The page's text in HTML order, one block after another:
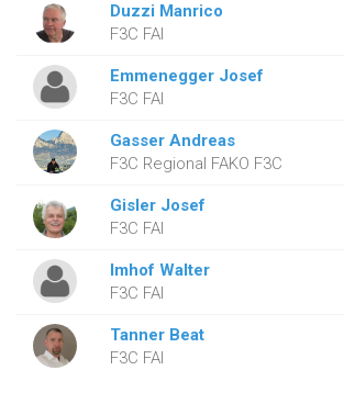
Duzzi Manrico
F3C FAI
Emmenegger Josef
F3C FAI
Gasser Andreas
F3C Regional FAKO F3C
Gisler Josef
F3C FAI
Imhof Walter
F3C FAI
Tanner Beat
F3C FAI